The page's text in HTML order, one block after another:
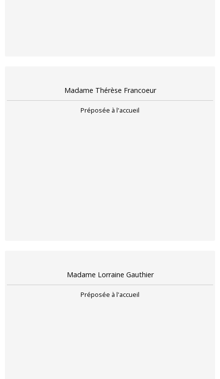
Madame Thérèse Francoeur
Préposée à l'accueil
Madame Lorraine Gauthier
Préposée à l'accueil